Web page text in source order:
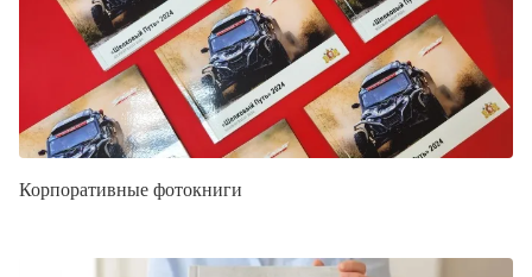
Корпоративные фотокниги